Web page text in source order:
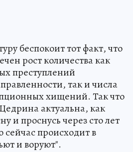
беспокоит тот факт, что
рост количества как
преступлений
так и числа
хищений. Так что
актуальна, как
и проснусь через сто лет
сейчас происходит в
и воруют".